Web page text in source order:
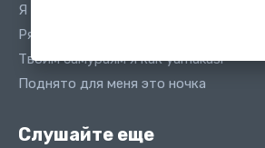
Я залетаю на битые ​ракета я знаю
Рядом малая мы с тобой отдыхаем
Твоим самураям я как yamakasi
Поднято для меня это ночка
Слушайте еще